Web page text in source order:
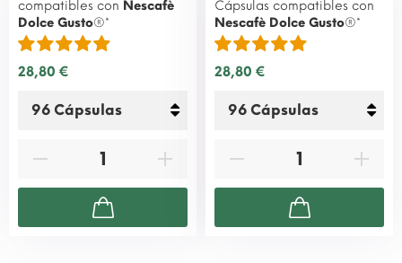
compatibles con Nescafè
Dolce Gusto®*
28,80 €
Cápsulas compatibles con
Nescafè Dolce Gusto®*
28,80 €